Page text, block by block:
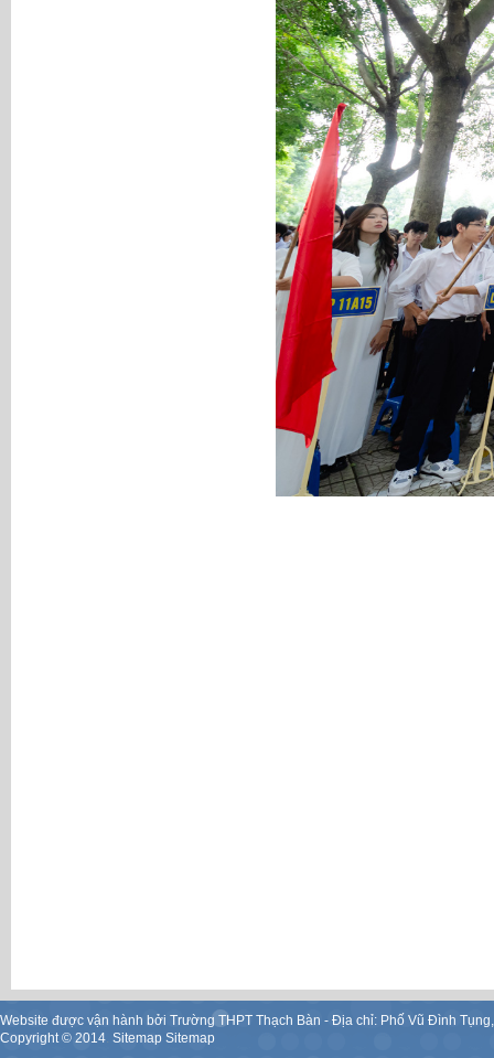
Website được vận hành bởi Trường THPT Thạch Bàn - Địa chỉ: Phố Vũ Đình
Copyright © 2014 Sitemap Sitemap